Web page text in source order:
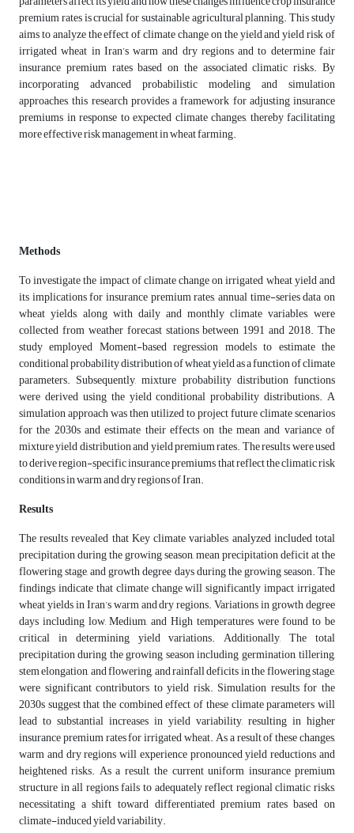
premium rates is crucial for sustainable agricultural planning. This study
aims to analyze the effect of climate change on the yield and yield risk of
irrigated wheat in Iran’s warm and dry regions and to determine fair
insurance premium rates based on the associated climatic risks. By
incorporating advanced probabilistic modeling and simulation
approaches, this research provides a framework for adjusting insurance
premiums in response to expected climate changes, thereby facilitating
more effective risk management in wheat farming.
Methods
To investigate the impact of climate change on irrigated wheat yield and
its implications for insurance premium rates, annual time-series data on
wheat yields, along with daily and monthly climate variables, were
collected from weather forecast stations between 1991 and 2018. The
study employed Moment-based regression models to estimate the
conditional probability distribution of wheat yield as a function of climate
parameters. Subsequently, mixture probability distribution functions
were derived using the yield conditional probability distributions. A
simulation approach was then utilized to project future climate scenarios
for the 2030s and estimate their effects on the mean and variance of
mixture yield distribution and yield premium rates. The results were used
to derive region-specific insurance premiums that reflect the climatic risk
conditions in warm and dry regions of Iran.
Results
The results revealed that Key climate variables analyzed included total
precipitation during the growing season, mean precipitation deficit at the
flowering stage, and growth degree days during the growing season. The
findings indicate that climate change will significantly impact irrigated
wheat yields in Iran’s warm and dry regions. Variations in growth degree
days including low, Medium, and High temperatures were found to be
critical in determining yield variations. Additionally, The total
precipitation during the growing season including germination, tillering,
stem elongation, and flowering, and rainfall deficits in the flowering stage,
were significant contributors to yield risk. Simulation results for the
2030s suggest that the combined effect of these climate parameters will
lead to substantial increases in yield variability, resulting in higher
insurance premium rates for irrigated wheat. As a result of these changes,
warm and dry regions will experience pronounced yield reductions and
heightened risks. As a result, the current uniform insurance premium
structure in all regions fails to adequately reflect regional climatic risks,
necessitating a shift toward differentiated premium rates based on
climate-induced yield variability.